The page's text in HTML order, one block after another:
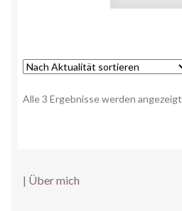
Alle 3 Ergebnisse werden angezeigt
| Über mich